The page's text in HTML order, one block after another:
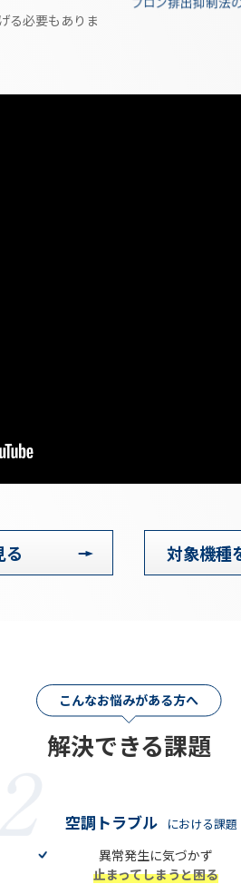
る必要もありま
る 対象機種
こんなお悩みがある方へ
解決できる課題
空調トラブル における課題
異常発生に気づかず
止まってしまうと困る